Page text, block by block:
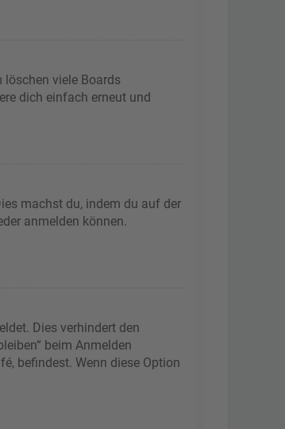
löschen viele Boards
dich einfach erneut und
machst du, indem du auf der
anmelden können.
Dies verhindert den
beim Anmelden
befindest. Wenn diese Option